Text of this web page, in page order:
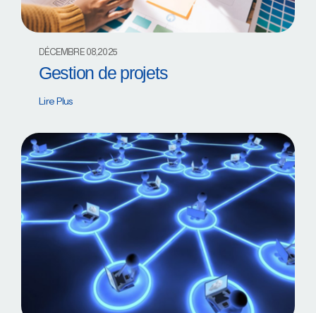
DÉCEMBRE 08,2025
Gestion de projets
Lire Plus